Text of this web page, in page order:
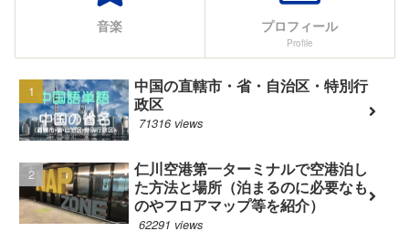
音楽 プロフィール
Profile
中国の直轄市・省・自治区・特別行
政区
71316 views
仁川空港第一ターミナルで空港泊し
た方法と場所（泊まるのに必要なも
のやフロアマップ等を紹介）
62291 views